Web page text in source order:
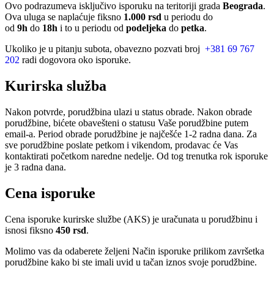
Ovo podrazumeva isključivo isporuku na teritoriji grada Beograda.
Ova uluga se naplaćuje fiksno 1.000 rsd u periodu do
od 9h do 18h i to u periodu od podeljeka do petka.
Ukoliko je u pitanju subota, obavezno pozvati broj +381 69 767
202 radi dogovora oko isporuke.
Kurirska služba
Nakon potvrde, porudžbina ulazi u status obrade. Nakon obrade
porudžbine, bićete obavešteni o statusu Vaše porudžbine putem
email-a. Period obrade porudžbine je najčešće 1-2 radna dana. Za
sve porudžbine poslate petkom i vikendom, prodavac će Vas
kontaktirati početkom naredne nedelje. Od tog trenutka rok isporuke
je 3 radna dana.
Cena isporuke
Cena isporuke kurirske službe (AKS) je uračunata u porudžbinu i
isnosi fiksno 450 rsd.
Molimo vas da odaberete željeni Način isporuke prilikom završetka
porudžbine kako bi ste imali uvid u tačan iznos svoje porudžbine.